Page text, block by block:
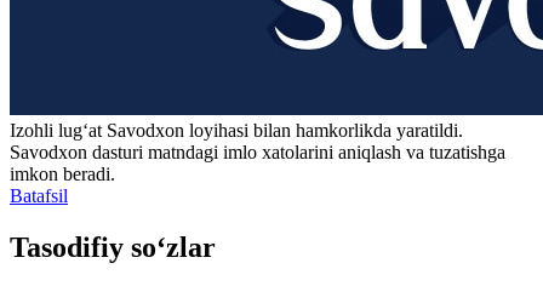
Izohli lugʻat Savodxon loyihasi bilan hamkorlikda yaratildi.
Savodxon dasturi matndagi imlo xatolarini aniqlash va tuzatishga
imkon beradi.
Batafsil
Tasodifiy so‘zlar